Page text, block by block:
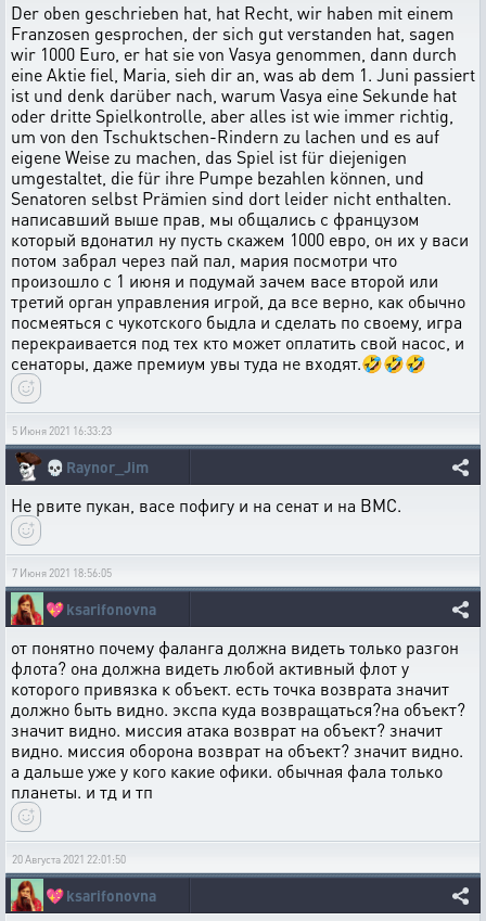
Der oben geschrieben hat, hat Recht, wir haben mit einem
Franzosen gesprochen, der sich gut verstanden hat, sagen
wir 1000 Euro, er hat sie von Vasya genommen, dann durch
eine Aktie fiel, Maria, sieh dir an, was ab dem 1. Juni passiert
ist und denk darüber nach, warum Vasya eine Sekunde hat
oder dritte Spielkontrolle, aber alles ist wie immer richtig,
um von den Tschuktschen-Rindern zu lachen und es auf
eigene Weise zu machen, das Spiel ist für diejenigen
umgestaltet, die für ihre Pumpe bezahlen können, und
Senatoren selbst Prämien sind dort leider nicht enthalten.
написавший выше прав, мы общались с французом
который вдонатил ну пусть скажем 1000 евро, он их у васи
потом забрал через пай пал, мария посмотри что
произошло с 1 июня и подумай зачем васе второй или
третий орган управления игрой, да все верно, как обычно
посмеяться с чукотского быдла и сделать по своему, игра
перекраивается под тех кто может оплатить свой насос, и
сенаторы, даже премиум увы туда не входят.🤣🤣🤣
5 Июня 2021 16:33:23
💀 Raynor_Jim
Не рвите пукан, васе пофигу и на сенат и на ВМС.
7 Июня 2021 18:56:05
💖ksarifonovna
от понятно почему фаланга должна видеть только разгон
флота? она должна видеть любой активный флот у
которого привязка к объект. есть точка возврата значит
должно быть видно. экспа куда возвращаться?на объект?
значит видно. миссия атака возврат на объект? значит
видно. миссия оборона возврат на объект? значит видно.
а дальше уже у кого какие офики. обычная фала только
планеты. и тд и тп
20 Августа 2021 22:01:50
💖ksarifonovna